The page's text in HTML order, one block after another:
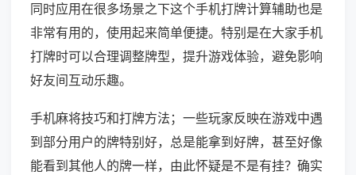
同时应用在很多场景之下这个手机打牌计算辅助也是
非常有用的，使用起来简单便捷。特别是在大家手机
打牌时可以合理调整牌型，提升游戏体验，避免影响
好友间互动乐趣。
手机麻将技巧和打牌方法；一些玩家反映在游戏中遇
到部分用户的牌特别好，总是能拿到好牌，甚至好像
能看到其他人的牌一样，由此怀疑是不是有挂？确实